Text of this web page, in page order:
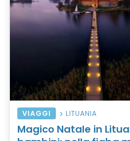
VIAGGI LITUANIA
Magico Natale in